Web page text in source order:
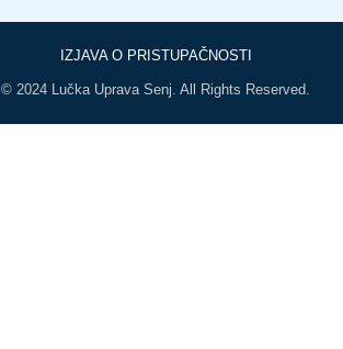
IZJAVA O PRISTUPAČNOSTI
© 2024 Lučka Uprava Senj. All Rights Reserved.